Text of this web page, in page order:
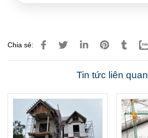
Chia sẻ:
Tin tức liên quan